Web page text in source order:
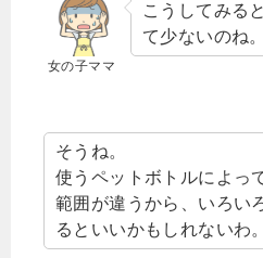
女の子ママ
こうしてみる
て少ないのね。
そうね。
使うペットボトルによっ
範囲が違うから、いろい
るといいかもしれないわ。